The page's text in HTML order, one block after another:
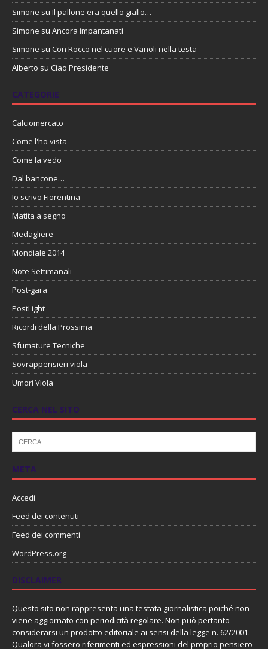
Simone su Il pallone era quello giallo…
Simone su Ancora impantanati
Simone su Con Rocco nel cuore e Vanoli nella testa
Alberto su Ciao Presidente
CATEGORIE
Calciomercato
Come l'ho vista
Come la vedo
Dal bancone…
Io scrivo Fiorentina
Matita a segno
Medagliere
Mondiale 2014
Note Settimanali
Post-gara
PostLight
Ricordi della Prossima
Sfumature Tecniche
Sovrappensieri viola
Umori Viola
CERCA NEL SITO
META
Accedi
Feed dei contenuti
Feed dei commenti
WordPress.org
DISCLAIMER
Questo sito non rappresenta una testata giornalistica poiché non
viene aggiornato con periodicità regolare. Non può pertanto
considerarsi un prodotto editoriale ai sensi della legge n. 62/2001.
Qualora vi fossero riferimenti ed espressioni del proprio pensiero